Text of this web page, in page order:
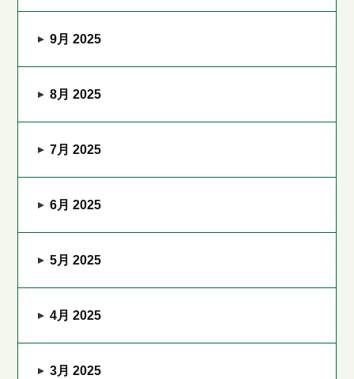
9月 2025
8月 2025
7月 2025
6月 2025
5月 2025
4月 2025
3月 2025